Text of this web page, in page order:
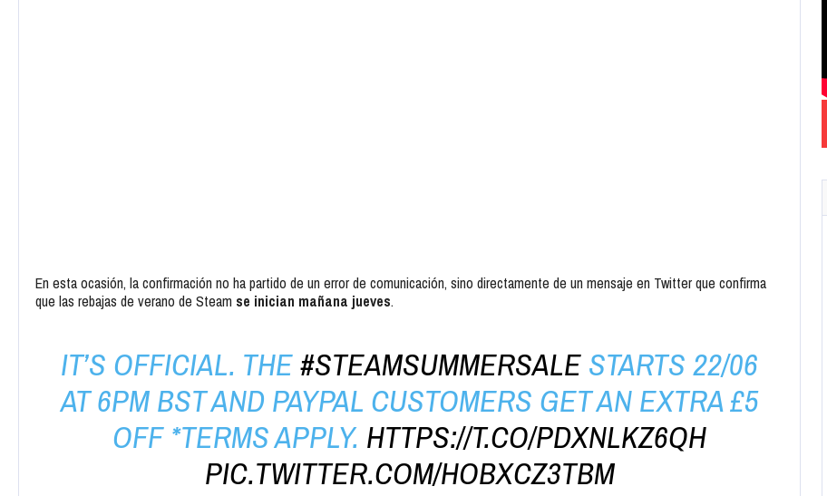
En esta ocasión, la confirmación no ha partido de un error de comunicación, sino directamente de un mensaje en Twitter que confirma
que las rebajas de verano de Steam se inician mañana jueves.
IT’S OFFICIAL. THE#STEAMSUMMERSALESTARTS 22/06
AT 6PM BST AND PAYPAL CUSTOMERS GET AN EXTRA £5
OFF *TERMS APPLY. HTTPS://T.CO/PDXNLKZ6QH
PIC.TWITTER.COM/HOBXCZ3TBM